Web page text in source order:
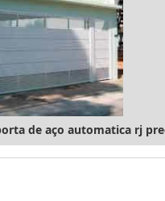
de aço automatica rj